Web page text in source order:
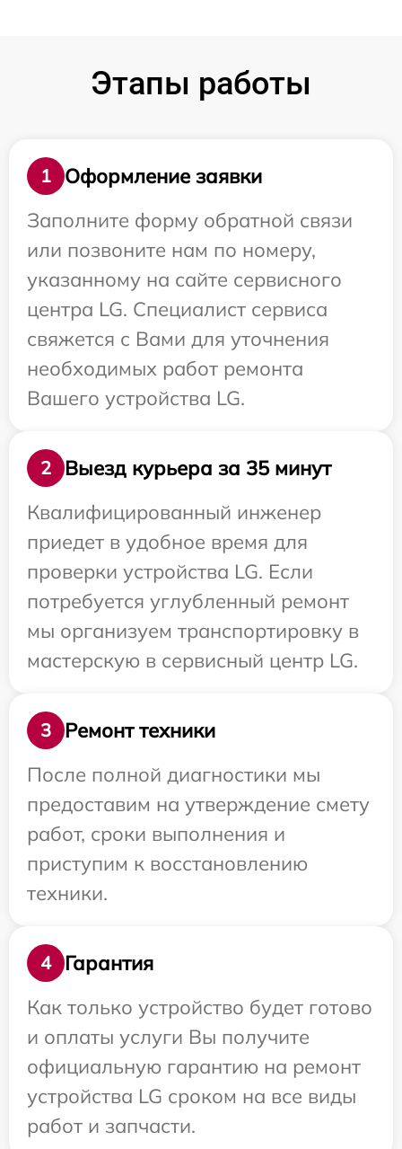
Этапы работы
1
Оформление заявки
Заполните форму обратной связи
или позвоните нам по номеру,
указанному на сайте сервисного
центра LG. Специалист сервиса
свяжется с Вами для уточнения
необходимых работ ремонта
Вашего устройства LG.
2
Выезд курьера за 35 минут
Квалифицированный инженер
приедет в удобное время для
проверки устройства LG. Если
потребуется углубленный ремонт
мы организуем транспортировку в
мастерскую в сервисный центр LG.
3
Ремонт техники
После полной диагностики мы
предоставим на утверждение смету
работ, сроки выполнения и
приступим к восстановлению
техники.
4
Гарантия
Как только устройство будет готово
и оплаты услуги Вы получите
официальную гарантию на ремонт
устройства LG сроком на все виды
работ и запчасти.